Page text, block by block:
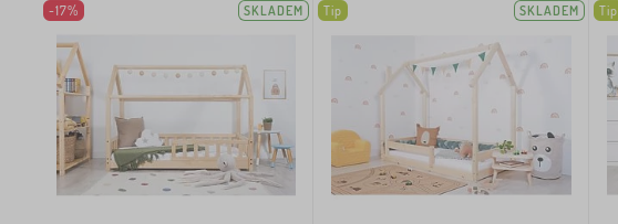
-17% SKLADEM Tip SKLADEM Tip